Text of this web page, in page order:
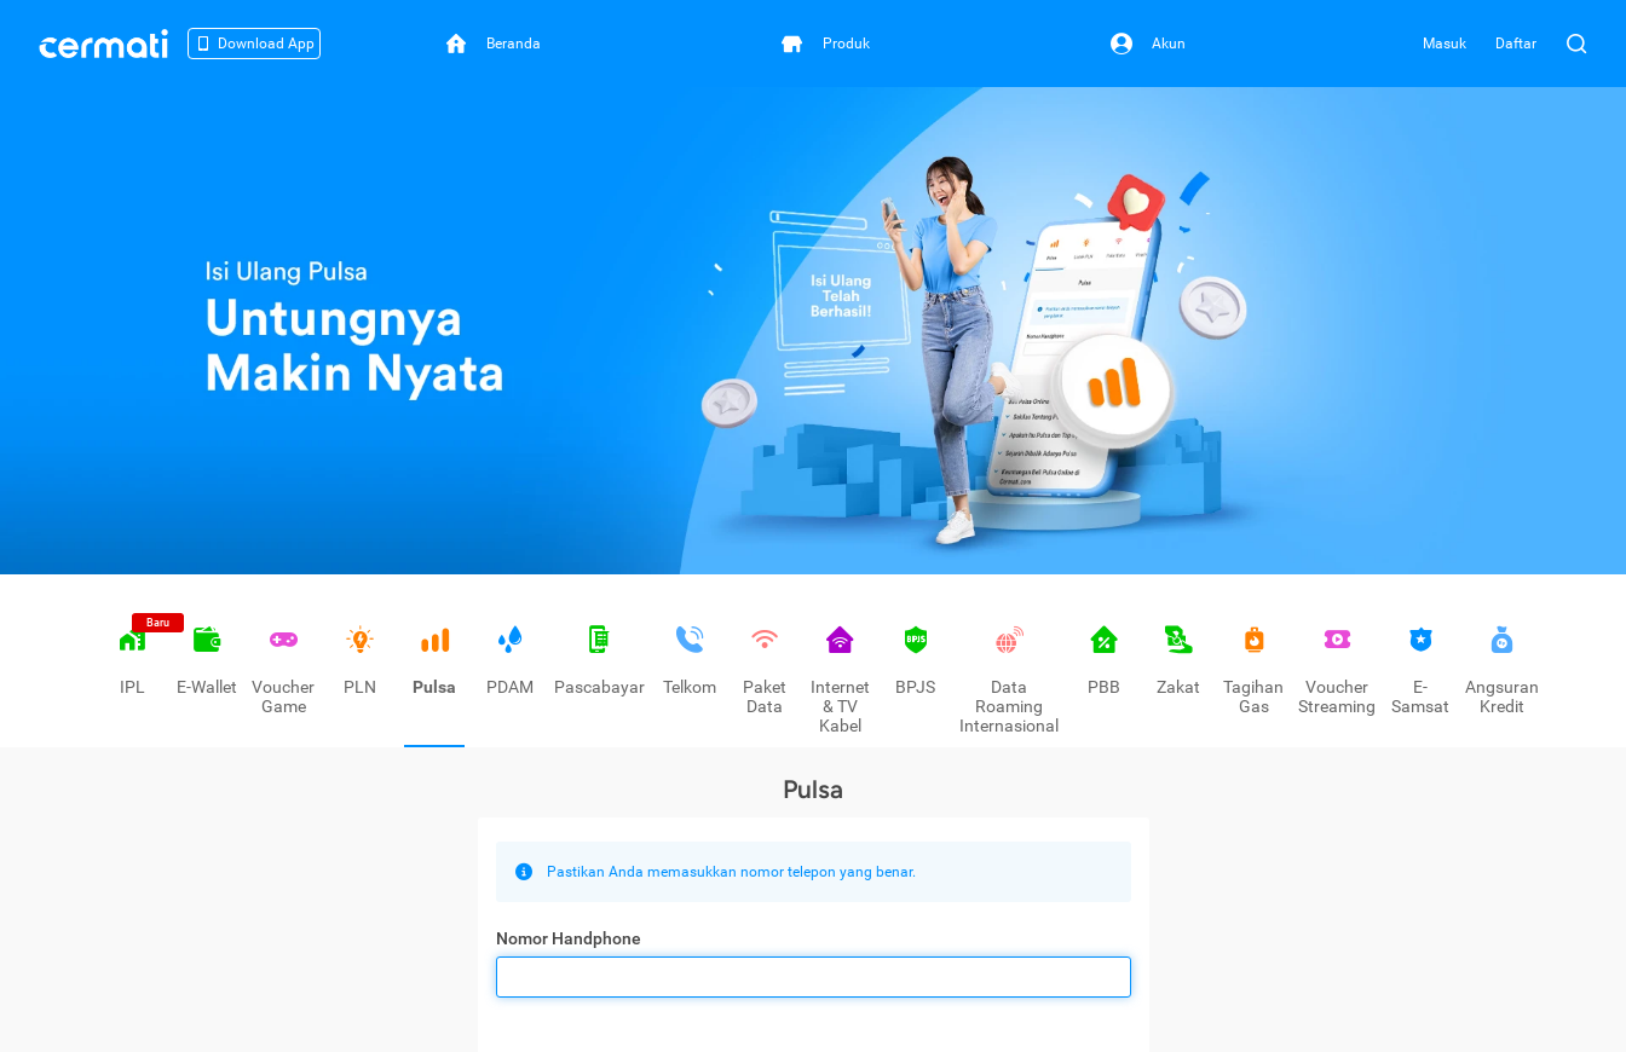
Download App Beranda Produk Akun Masuk Daftar
Baru
IPL E-Wallet
Voucher
Game
PLN Pulsa PDAM Pascabayar Telkom
Paket
Data
Internet
& TV
Kabel
BPJS
Data
Roaming
Internasional
PBB Zakat
Tagihan
Gas
Voucher
Streaming
E-
Samsat
Angsuran
Kredit
Pulsa
Pastikan Anda memasukkan nomor telepon yang benar.
Nomor Handphone